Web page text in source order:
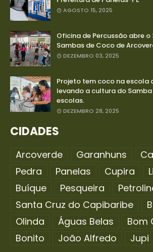
AGOSTO 15, 2025
Oficina de Percussão abre o
Sambas de Coco de
DEZEMBRO 03, 2025
Projeto tem coco na escola
levando a cultura do
escolas.
DEZEMBRO 28, 2025
CIDADES
Arcoverde Garanhuns
Pedra
Panelas Cupira
Buíque
Pesqueira
Santa Cruz do Capibaribe
Olinda
Águas Belas
Bom
Bonito
João Alfredo Jupi